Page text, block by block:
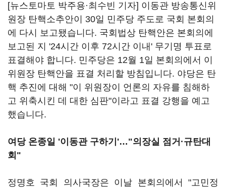
[뉴스토마토 박주용·최수빈 기자] 이동관 방송통신위
원장 탄핵소추안이 30일 민주당 주도로 국회 본회의
에 다시 보고됐습니다. 국회법상 탄핵안은 본회의에
보고된 지 '24시간 이후 72시간 이내' 무기명 투표로
표결해야 합니다. 민주당은 12월 1일 본회의에서 이
위원장 탄핵안을 표결 처리할 방침입니다. 야당은 탄
핵 추진에 대해 "이 위원장이 언론의 자유를 침해하
고 위축시킨 데 대한 심판"이라고 표결 강행을 예고
했습니다.
여당 온종일 '이동관 구하기'…"의장실 점거·규탄대
회"
정명호 국회 의사국장은 이날 본회의에서 "고민정